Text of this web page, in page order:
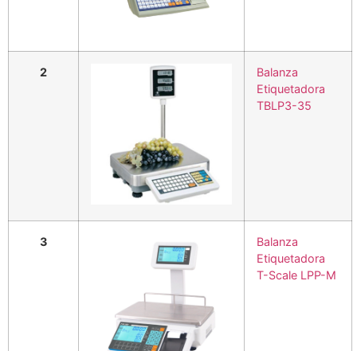
2
Balanza
Etiquetadora
TBLP3-35
3
Balanza
Etiquetadora
T-Scale LPP-M